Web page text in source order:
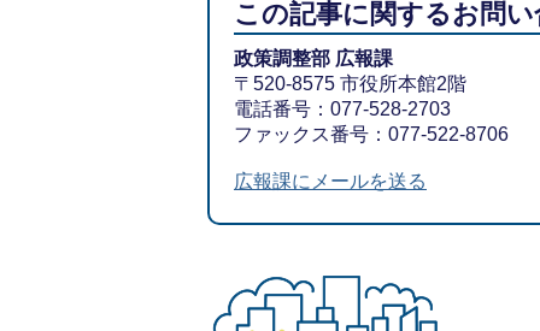
この記事に関するお問
政策調整部 広報課
〒520-8575 市役所本館2階
電話番号：077-528-2703
ファックス番号：077-522-8706
広報課にメールを送る